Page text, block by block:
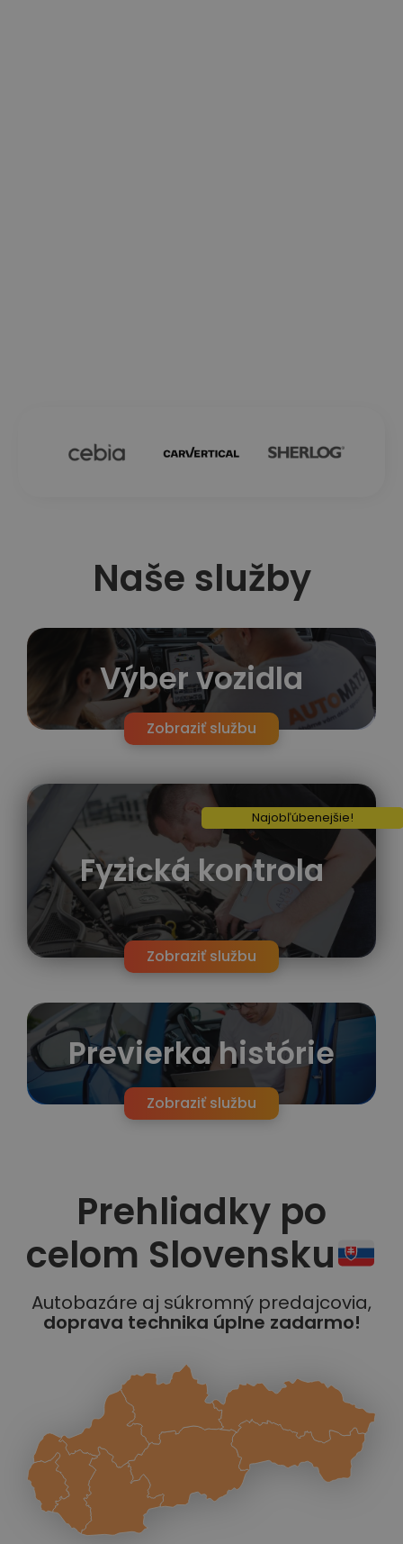
Naše služby
Výber vozidla
Zobraziť službu
Najobľúbenejšie!
Fyzická kontrola
Zobraziť službu
Previerka histórie
Zobraziť službu
Prehliadky po
celom Slovensku
Autobazáre aj súkromný predajcovia,
doprava technika úplne zadarmo!